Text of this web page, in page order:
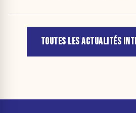
TOUTES LES ACTUALITÉS